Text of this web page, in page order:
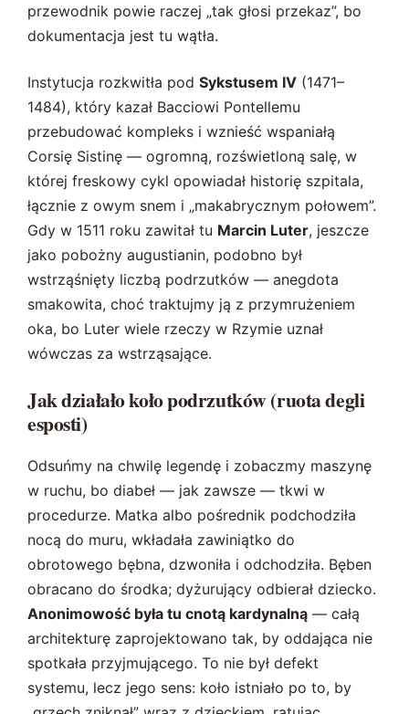
przewodnik powie raczej „tak głosi przekaz”, bo
dokumentacja jest tu wątła.
Instytucja rozkwitła pod Sykstusem IV (1471–
1484), który kazał Bacciowi Pontellemu
przebudować kompleks i wznieść wspaniałą
Corsię Sistinę — ogromną, rozświetloną salę, w
której freskowy cykl opowiadał historię szpitala,
łącznie z owym snem i „makabrycznym połowem”.
Gdy w 1511 roku zawitał tu Marcin Luter, jeszcze
jako pobożny augustianin, podobno był
wstrząśnięty liczbą podrzutków — anegdota
smakowita, choć traktujmy ją z przymrużeniem
oka, bo Luter wiele rzeczy w Rzymie uznał
wówczas za wstrząsające.
Jak działało koło podrzutków (ruota degli
esposti)
Odsuńmy na chwilę legendę i zobaczmy maszynę
w ruchu, bo diabeł — jak zawsze — tkwi w
procedurze. Matka albo pośrednik podchodziła
nocą do muru, wkładała zawiniątko do
obrotowego bębna, dzwoniła i odchodziła. Bęben
obracano do środka; dyżurujący odbierał dziecko.
Anonimowość była tu cnotą kardynalną — całą
architekturę zaprojektowano tak, by oddająca nie
spotkała przyjmującego. To nie był defekt
systemu, lecz jego sens: koło istniało po to, by